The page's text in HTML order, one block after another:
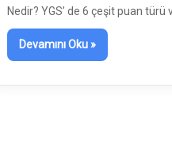
Nedir? YGS’ de 6 çeşit puan türü
Devamını Oku »